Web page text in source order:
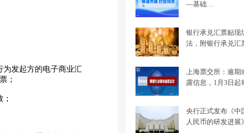
发起方的电子商业汇
；
—基础…
银行承兑汇票贴现
法，附银行承兑
上海票交所：逾期
露信息，1月3日
央行正式发布《中
人民币的研发进